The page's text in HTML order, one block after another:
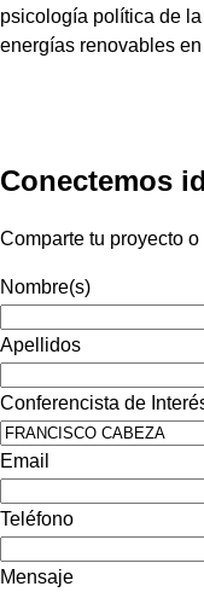
psicología política de
energías renovables
Conectemos
Comparte tu proyecto
Nombre(s)
Apellidos
Conferencista de
Email
Teléfono
Mensaje